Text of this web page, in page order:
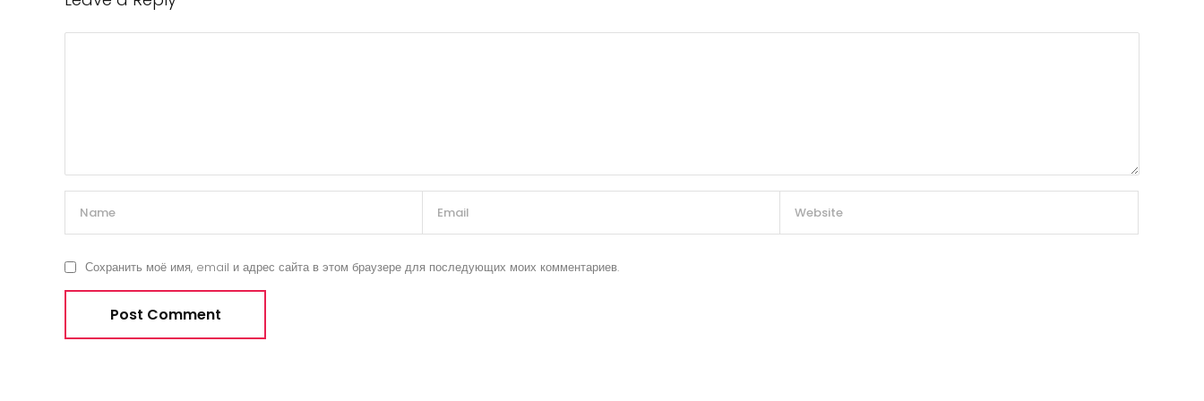
Сохранить моё имя, email и адрес сайта в этом браузере для последующих моих комментариев.